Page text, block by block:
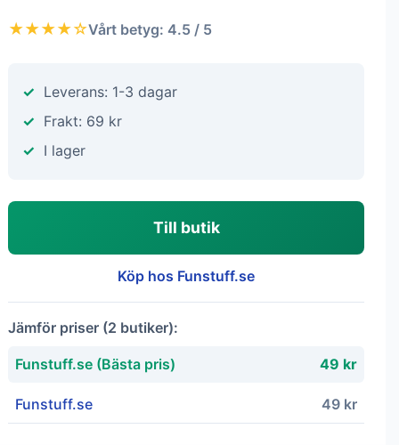
★★★★☆Vårt betyg: 4.5 / 5
Leverans: 1-3 dagar
Frakt: 69 kr
I lager
Till butik
Köp hos Funstuff.se
Jämför priser (2 butiker):
Funstuff.se (Bästa pris) 49 kr
Funstuff.se 49 kr